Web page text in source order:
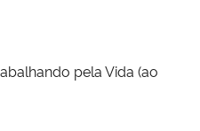
pela Vida (ao